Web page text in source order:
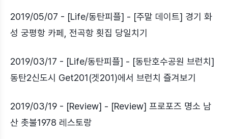
2019/05/07 - [Life/동탄피플] - [주말 데이트] 경기 화
성 궁평항 카페, 전곡항 횟집 당일치기
2019/03/17 - [Life/동탄피플] - [동탄호수공원 브런치]
동탄2신도시 Get201(겟201)에서 브런치 즐겨보기
2019/03/19 - [Review] - [Review] 프로포즈 명소 남
산 촛불1978 레스토랑